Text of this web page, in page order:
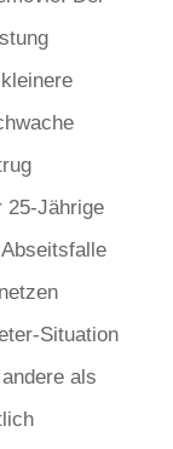
25-Jährige
Situation
als